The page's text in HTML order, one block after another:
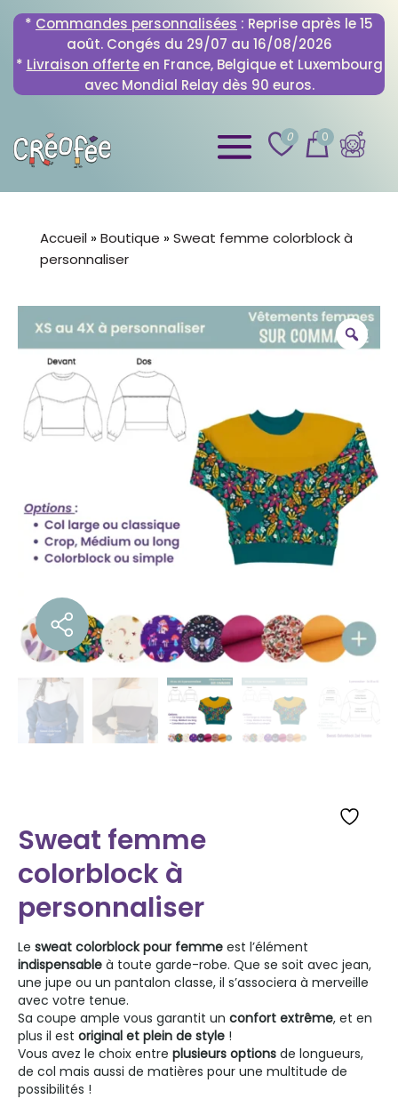
* Commandes personnalisées : Reprise après le 15
août. Congés du 29/07 au 16/08/2026
* Livraison offerteen France, Belgique et Luxembourg
avec Mondial Relay dès 90 euros.
0 0
Accueil»Boutique »Sweat femme colorblock à
personnaliser
Sweat femme
colorblock à
personnaliser
Le sweat colorblock pour femme est l’élément
indispensable à toute garde-robe. Que se soit avec jean,
une jupe ou un pantalon classe, il s’associera à merveille
avec votre tenue.
Sa coupe ample vous garantit un confort extrême, et en
plus il est original et plein de style !
Vous avez le choix entre plusieurs options de longueurs,
de col mais aussi de matières pour une multitude de
possibilités !